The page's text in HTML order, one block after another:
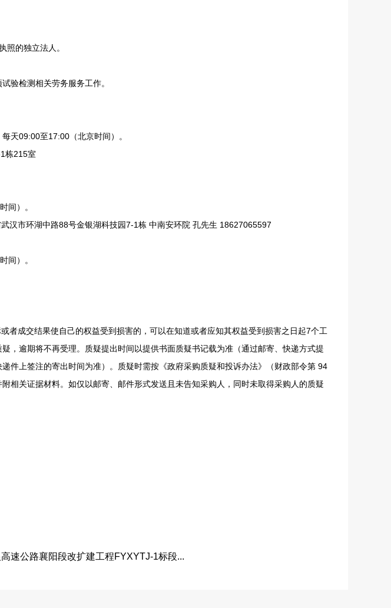
照的独立法人。
验检测相关劳务服务工作。
天09:00至17:00（北京时间）。
栋215室
间）。
汉市环湖中路88号金银湖科技园7-1栋 中南安环院 孔先生 18627065597
间）。
者成交结果使自己的权益受到损害的，可以在知道或者应知其权益受到损害之日起7个工
，逾期将不再受理。质疑提出时间以提供书面质疑书记载为准（通过邮寄、快递方式提
件上签注的寄出时间为准）。质疑时需按《政府采购质疑和投诉办法》（财政部令第 94
相关证据材料。如仅以邮寄、邮件形式发送且未告知采购人，同时未取得采购人的质疑
速公路襄阳段改扩建工程FYXYTJ-1标段...